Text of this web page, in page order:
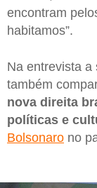
encontram
habitamos”.
Na entrevista a
também
nova direita
políticas e
Bolsonaro no